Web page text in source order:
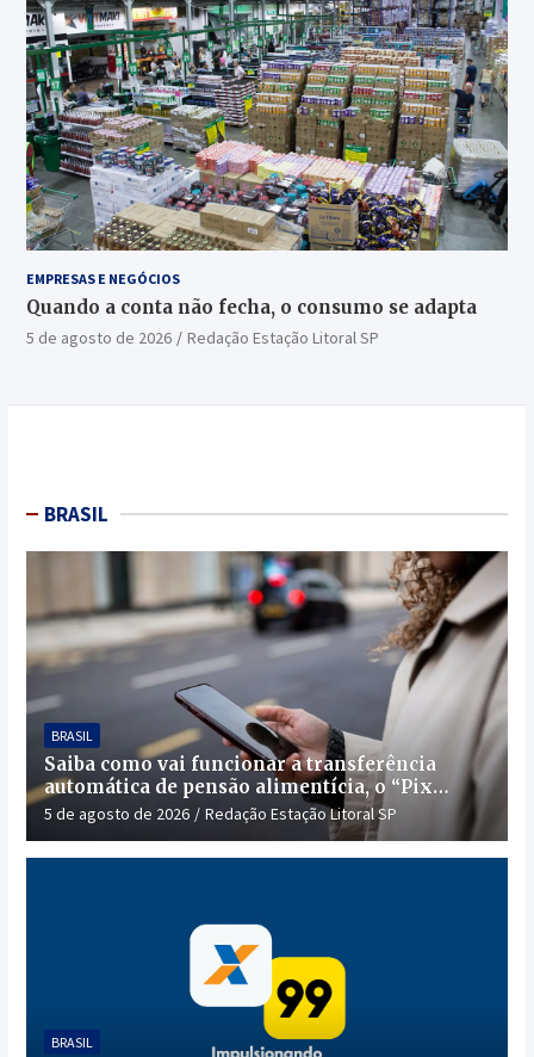
EMPRESAS E NEGÓCIOS
Quando a conta não fecha, o consumo se adapta
5 de agosto de 2026 Redação Estação Litoral SP
BRASIL
BRASIL
Saiba como vai funcionar a transferência
automática de pensão alimentícia, o “Pix
Pensão”
5 de agosto de 2026 Redação Estação Litoral SP
BRASIL